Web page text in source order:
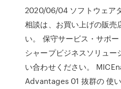
2020/06/04 ソフトウェア
相談は、お買い上げの販売
い。 保守サービス・サポー
シャープビジネスソリュー
い合わせください。
Advantages 01 抜群の 使